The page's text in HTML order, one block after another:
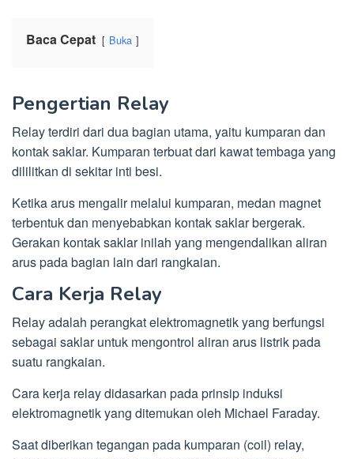
Baca Cepat Buka
Pengertian Relay
Relay terdiri dari dua bagian utama, yaitu kumparan dan
kontak saklar. Kumparan terbuat dari kawat tembaga yang
dililitkan di sekitar inti besi.
Ketika arus mengalir melalui kumparan, medan magnet
terbentuk dan menyebabkan kontak saklar bergerak.
Gerakan kontak saklar inilah yang mengendalikan aliran
arus pada bagian lain dari rangkaian.
Cara Kerja Relay
Relay adalah perangkat elektromagnetik yang berfungsi
sebagai saklar untuk mengontrol aliran arus listrik pada
suatu rangkaian.
Cara kerja relay didasarkan pada prinsip induksi
elektromagnetik yang ditemukan oleh Michael Faraday.
Saat diberikan tegangan pada kumparan (coil) relay,